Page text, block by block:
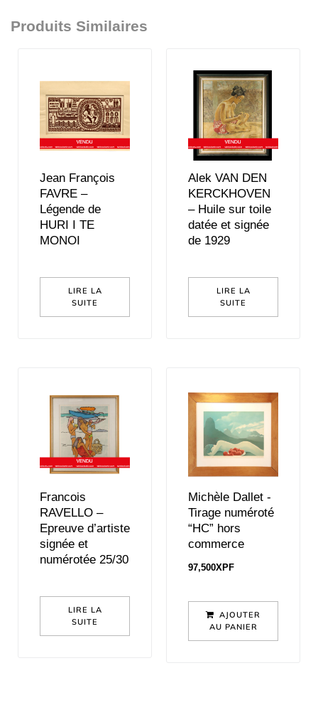
Produits Similaires
Jean François
FAVRE –
Légende de
HURI I TE
MONOI
LIRE LA
SUITE
Alek VAN DEN
KERCKHOVEN
– Huile sur toile
datée et signée
de 1929
LIRE LA
SUITE
Francois
RAVELLO –
Epreuve d’artiste
signée et
numérotée 25/30
LIRE LA
SUITE
Michèle Dallet -
Tirage numéroté
“HC” hors
commerce
97,500XPF
AJOUTER
AU PANIER